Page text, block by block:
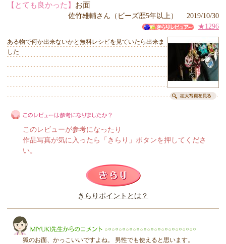
【とても良かった】 お面
佐竹雄輔さん（ビーズ歴5年以上） 2019/10/30
★1296
ある物で何か出来ないかと無料レシピを見ていたら出来ま
した
このレビューは参考になりましたか？
このレビューが参考になったり
作品写真が気に入ったら「きらり」ボタンを押してくださ
い。
きらり
きらりポイントとは？
狐のお面、かっこいいですよね。 男性でも使えると思います。